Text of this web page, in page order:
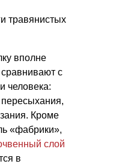
травянистых
вполне
с
человека:
Кроме
«фабрики»,
слой
в